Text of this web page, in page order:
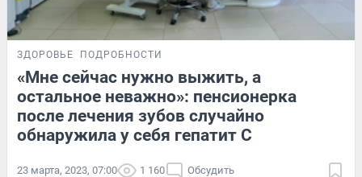
ЗДОРОВЬЕ ПОДРОБНОСТИ
«Мне сейчас нужно выжить, а
остальное неважно»: пенсионерка
после лечения зубов случайно
обнаружила у себя гепатит С
23 марта, 2023, 07:00 1 160 Обсудить